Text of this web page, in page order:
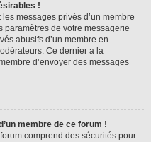
!
messages privés d’un membre
paramètres de votre messagerie
abusifs d’un membre en
Ce dernier a la
d’envoyer des messages
membre de ce forum !
comprend des sécurités pour